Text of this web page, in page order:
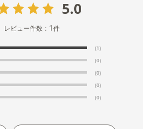
5.0
レビュー件数： 1件
(1)
(0)
(0)
(0)
(0)